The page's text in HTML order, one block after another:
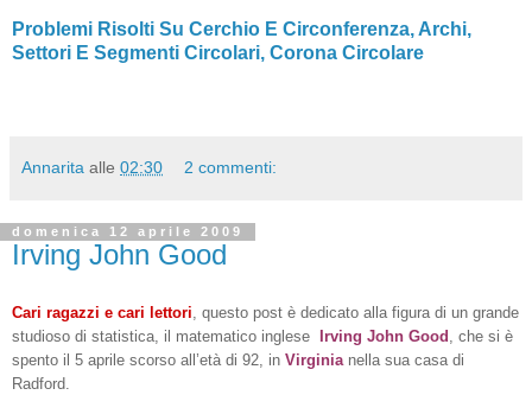
Problemi Risolti Su Cerchio E Circonferenza, Archi,
Settori E Segmenti Circolari, Corona Circolare
Annarita alle 02:30 2 commenti:
domenica 12 aprile 2009
Irving John Good
Cari ragazzi e cari lettori, questo post è dedicato alla figura di un grande
studioso di statistica, il matematico inglese
Irving John Good , che si è
spento il 5 aprile scorso all’età di 92, in Virginianella sua casa di
Radford.